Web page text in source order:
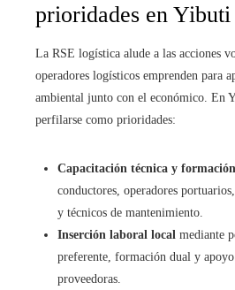
prioridades en Yibuti
La RSE logística alude a las acciones
operadores logísticos emprenden para
ambiental junto con el económico. En
perfilarse como prioridades:
Capacitación técnica y
conductores, operadores
y técnicos de mantenimiento.
Inserción laboral local mediante
preferente, formación dual y apoyo
proveedoras.